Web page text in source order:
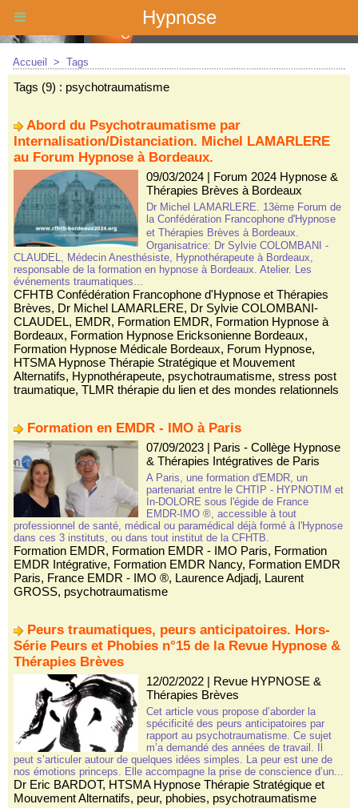
Hypnose
Accueil > Tags
Tags (9) : psychotraumatisme
Abord du Psychotraumatisme par
Internalisation/Distanciation. Michel LAMARLERE
au Forum Hypnose à Bordeaux.
09/03/2024| Forum 2024 Hypnose &
Thérapies Brèves à Bordeaux
Dr Michel LAMARLERE. 13ème Forum de
la Confédération Francophone d'Hypnose
et Thérapies Brèves à Bordeaux.
Organisatrice: Dr Sylvie COLOMBANI -
CLAUDEL, Médecin Anesthésiste, Hypnothérapeute à Bordeaux,
responsable de la formation en hypnose à Bordeaux. Atelier. Les
événements traumatiques...
CFHTB Confédération Francophone d'Hypnose et Thérapies
Brèves, Dr Michel LAMARLERE, Dr Sylvie COLOMBANI-
CLAUDEL, EMDR, Formation EMDR, Formation Hypnose à
Bordeaux, Formation Hypnose Ericksonienne Bordeaux,
Formation Hypnose Médicale Bordeaux, Forum Hypnose,
HTSMA Hypnose Thérapie Stratégique et Mouvement
Alternatifs, Hypnothérapeute, psychotraumatisme, stress post
traumatique, TLMR thérapie du lien et des mondes relationnels
Formation en EMDR - IMO à Paris
07/09/2023| Paris - Collège Hypnose
& Thérapies Intégratives de Paris
A Paris, une formation d'EMDR, un
partenariat entre le CHTIP - HYPNOTIM et
In-DOLORE sous l'égide de France
EMDR-IMO ®, accessible à tout
professionnel de santé, médical ou paramédical déjà formé à l'Hypnose
dans ces 3 instituts, ou dans tout institut de la CFHTB.
Formation EMDR, Formation EMDR - IMO Paris, Formation
EMDR Intégrative, Formation EMDR Nancy, Formation EMDR
Paris, France EMDR - IMO ®, Laurence Adjadj, Laurent
GROSS, psychotraumatisme
Peurs traumatiques, peurs anticipatoires. Hors-
Série Peurs et Phobies n°15 de la Revue Hypnose &
Thérapies Brèves
12/02/2022| Revue HYPNOSE &
Thérapies Brèves
Cet article vous propose d’aborder la
spécificité des peurs anticipatoires par
rapport au psychotraumatisme. Ce sujet
m’a demandé des années de travail. Il
peut s’articuler autour de quelques idées simples. La peur est une de
nos émotions princeps. Elle accompagne la prise de conscience d’un...
Dr Eric BARDOT, HTSMA Hypnose Thérapie Stratégique et
Mouvement Alternatifs, peur, phobies, psychotraumatisme